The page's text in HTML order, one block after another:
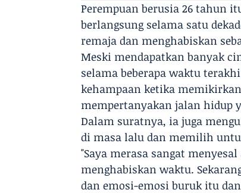
Perempuan berusia 26 tahun
berlangsung selama satu
remaja dan menghabiskan
Meski mendapatkan banyak
selama beberapa waktu
kehampaan ketika
mempertanyakan jalan hidup
Dalam suratnya, ia juga
di masa lalu dan memilih
"Saya merasa sangat
menghabiskan waktu.
dan emosi-emosi buruk itu